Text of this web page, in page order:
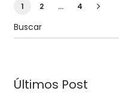
1 2 … 4
Últimos Post